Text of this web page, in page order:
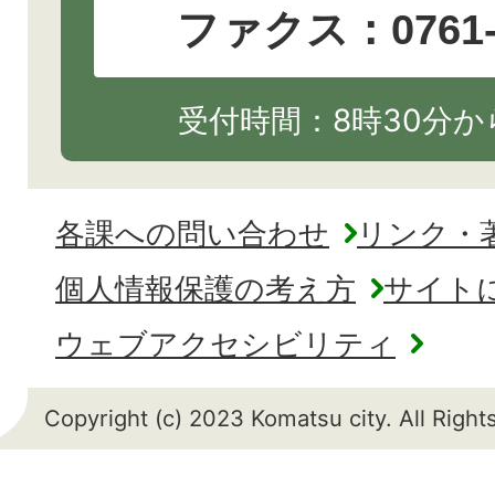
ファクス：
受付時間：8時30分
各課への問い合わせ
リンク・
個人情報保護の考え方
サイト
ウェブアクセシビリティ
Copyright (c) 2023 Komatsu city. All